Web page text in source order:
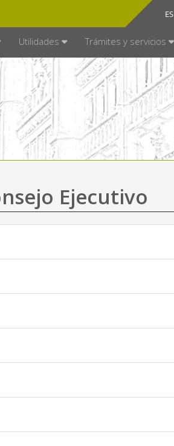
ES
CA
Utilidades Trámites y servicios
Ejecutivo